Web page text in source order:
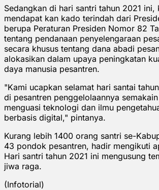
Sedangkan di hari santri tahun 2021 ini,
mendapat kan kado terindah dari
berupa Peraturan Presiden Nomor 82
tentang pendanaan penyelengaraan
secara khusus tentang dana abadi
alokasikan dalam upaya peningkatan
daya manusia pesantren.
"Kami ucapkan selamat hari santai
di pesantren penggelolaannya
menguasi teknologi dan ilmu
berbasis digital," pintanya.
Kurang lebih 1400 orang santri se-
43 pondok pesantren, hadir mengikuti
Hari santri tahun 2021 ini mengusung
jiwa raga.
(Infotorial)